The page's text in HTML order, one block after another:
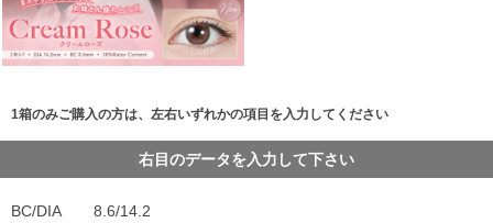
1箱のみご購入の方は、左右いずれかの項目を入力してください
右目のデータを入力して下さい
BC/DIA 8.6/14.2